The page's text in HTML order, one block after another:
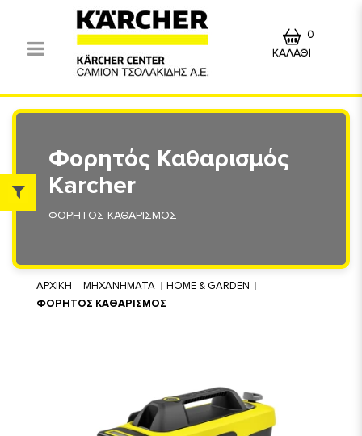
ΚΑΛΑΘΙ
0
Φορητός Καθαρισμός
Karcher
ΦΟΡΗΤΟΣ ΚΑΘΑΡΙΣΜΟΣ
ΑΡΧΙΚΗ ΜΗΧΑΝΗΜΑΤΑ
HOME & GARDEN
ΦΟΡΗΤΟΣ ΚΑΘΑΡΙΣΜΟΣ